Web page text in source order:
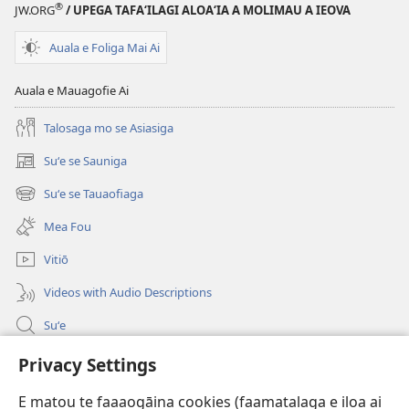
Privacy Settings
E matou te faaaogāina cookies (faamatalaga e iloa ai
(Toe teuteuina
JW.ORG® / UPEGA TAFA‘ILAGI ALOA‘IA A MOLIMAU A IEOVA
Auala e Foliga Mai Ai
Auala e Mauagofie Ai
Talosaga mo se Asiasiga
Suʻe se Sauniga
(tatala
se
isi
polokalame)
Suʻe se Tauaofiaga
(tatala
se
isi
polokalame)
Mea Fou
Vitiō
Videos with Audio Descriptions
Suʻe
Faamatalaga mo Ofisa o le Malo